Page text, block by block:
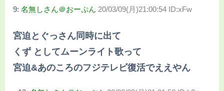
9: 名無しさん＠おーぷん 20/03/09(月)21:00:54 ID:xFw
宮迫とぐっさん同時に出て
くず としてムーンライト歌って
宮迫&あのころのフジテレビ復活でええやん